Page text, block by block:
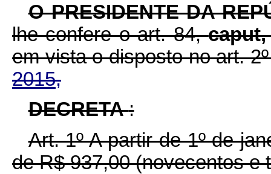
O PRESIDENTE DA
lhe confere o art. 84,
em vista o disposto no art.
2015,
DECRETA:
Art. 1º A partir de 1º de
de R$ 937,00 (novecentos e